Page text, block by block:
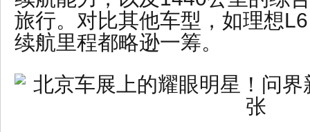
旅行。对比其他车型，如理想
续航里程都略逊一筹。